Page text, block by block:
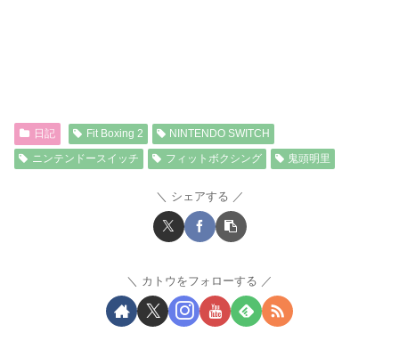
日記 Fit Boxing 2
NINTENDO SWITCH
ニンテンドースイッチ
フィットボクシング 鬼頭明里
シェアする
カトウをフォローする